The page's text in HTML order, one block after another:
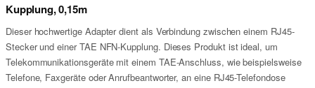
Kupplung, 0,15m
Dieser hochwertige Adapter dient als Verbindung zwischen einem RJ45-
Stecker und einer TAE NFN-Kupplung. Dieses Produkt ist ideal, um
Telekommunikationsgeräte mit einem TAE-Anschluss, wie beispielsweise
Telefone, Faxgeräte oder Anrufbeantworter, an eine RJ45-Telefondose